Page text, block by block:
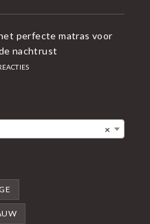
perfecte matras voor
nachtrust
×